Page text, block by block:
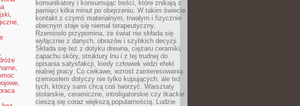
,
,
,
,
,
komunikatory i konsumując treści, które znikają z
pamięci kilka minut po obejrzeniu. W takim świecie
kontakt z czymś materialnym, trwałym i fizycznie
obecnym staje się niemal terapeutyczny.
Rzemiosło przypomina, że świat nie składa się
wyłącznie z danych, obrazów i szybkich decyzji.
Składa się też z dotyku drewna, ciężaru ceramiki,
zapachu skóry, struktury lnu i z tej trudnej do
opisania satysfakcji, kiedy człowiek widzi efekt
realnej pracy. Co ciekawe, wzrost zainteresowania
rzemiosłem dotyczy nie tylko kupujących, ale też
tych, którzy sami chcą coś tworzyć. Warsztaty
stolarskie, ceramiczne, introligatorskie czy tkackie
cieszą się coraz większą popularnością. Ludzie